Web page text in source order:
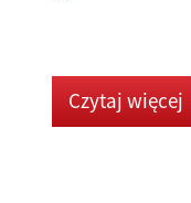
Czytaj więcej